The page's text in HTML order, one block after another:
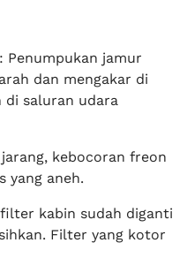
Penumpukan jamur
dan mengakar di
di saluran udara
kebocoran freon
yang aneh.
kabin sudah diganti
Filter yang kotor